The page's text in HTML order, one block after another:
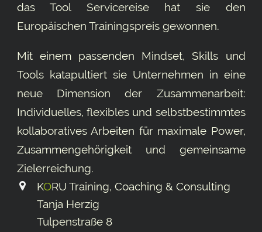
das Tool Servicereisehat sie den
Europäischen Trainingspreis gewonnen.
Mit einem passenden Mindset, Skills und
Tools katapultiert sie Unternehmen in eine
neue Dimension der Zusammenarbeit:
Individuelles, flexibles und selbstbestimmtes
kollaboratives Arbeiten für maximale Power,
Zusammengehörigkeit und gemeinsame
Ziel­erreichung.
KORU Training, Coaching & Consulting
Tanja Herzig
Tulpenstraße 8